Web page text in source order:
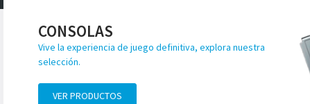
CONSOLAS
Vive la experiencia de juego definitiva, explora nuestra
selección.
VER PRODUCTOS